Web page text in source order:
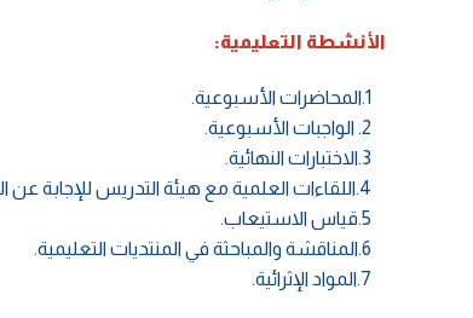
الأنشطة التعليمية: